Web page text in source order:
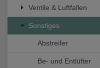
Ventile & Luftfallen
Sonstiges
Abstreifer
Be- und Entlüfter